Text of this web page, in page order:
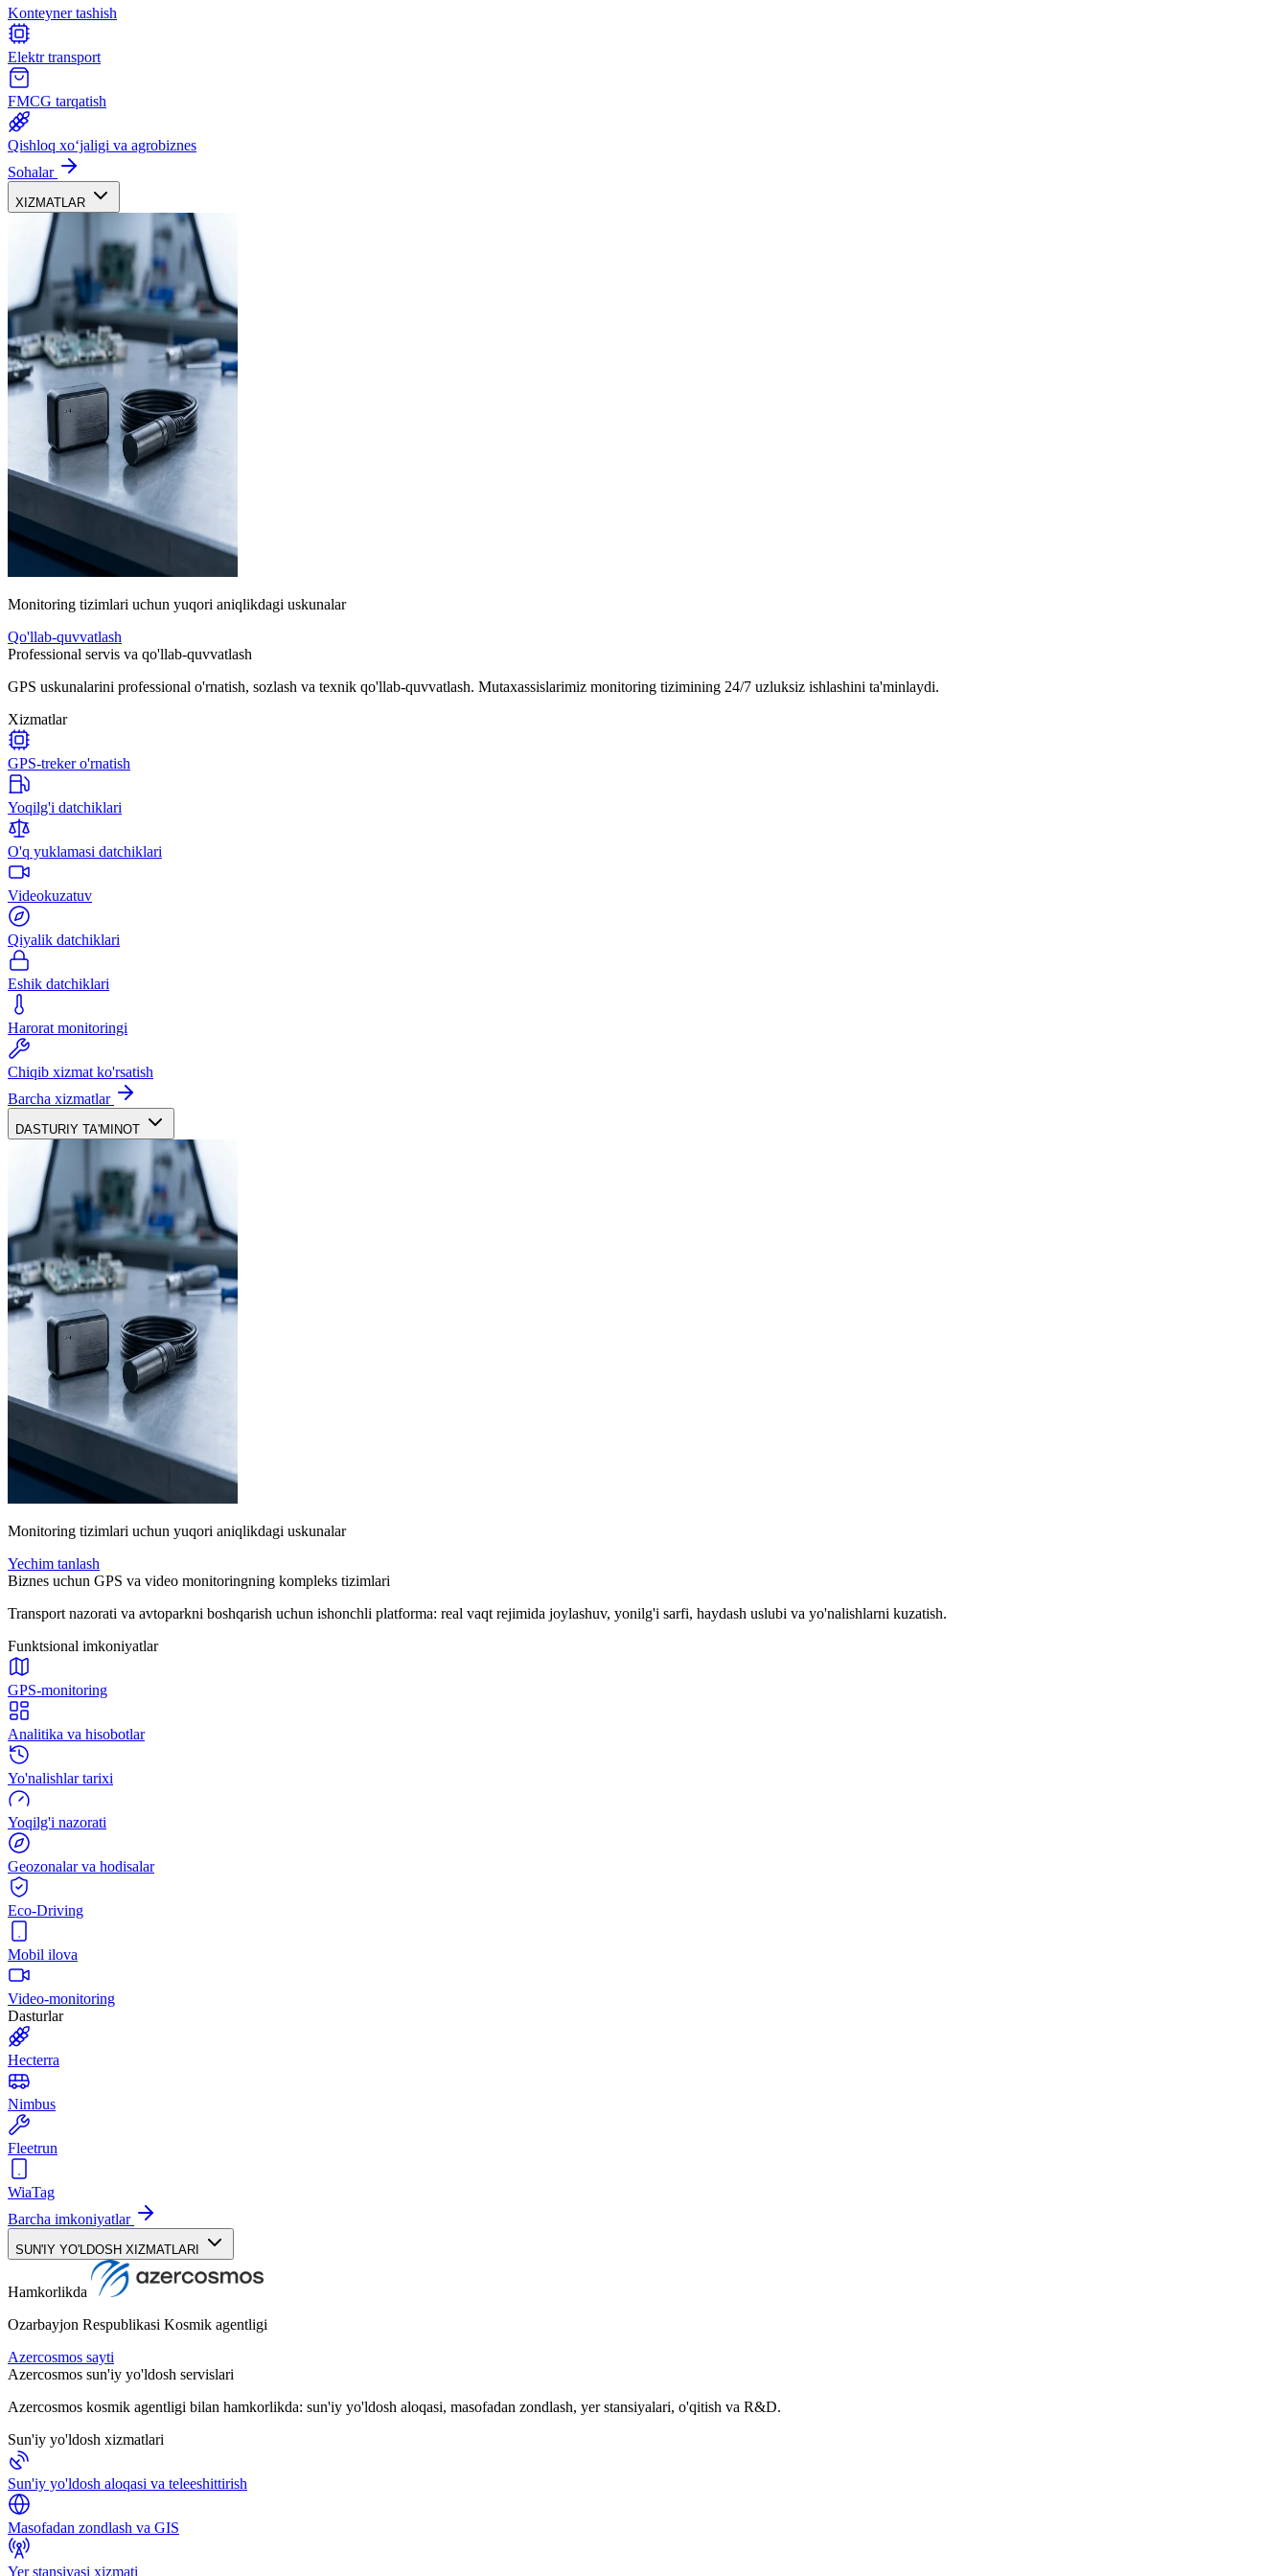
Konteyner tashish
Elektr transport
FMCG tarqatish
Qishloq xoʻjaligi va agrobiznes
Sohalar
XIZMATLAR
Monitoring tizimlari uchun yuqori aniqlikdagi uskunalar
Qo'llab-quvvatlash
Professional servis va qo'llab-quvvatlash
GPS uskunalarini professional o'rnatish, sozlash va texnik qo'llab-quvvatlash. Mutaxassislarimiz monitoring tizimining 24/7 uzluksiz ishlashini ta'minlaydi.
Xizmatlar
GPS-treker o'rnatish
Yoqilg'i datchiklari
O'q yuklamasi datchiklari
Videokuzatuv
Qiyalik datchiklari
Eshik datchiklari
Harorat monitoringi
Chiqib xizmat ko'rsatish
Barcha xizmatlar
DASTURIY TA'MINOT
Monitoring tizimlari uchun yuqori aniqlikdagi uskunalar
Yechim tanlash
Biznes uchun GPS va video monitoringning kompleks tizimlari
Transport nazorati va avtoparkni boshqarish uchun ishonchli platforma: real vaqt rejimida joylashuv, yonilg'i sarfi, haydash uslubi va yo'nalishlarni kuzatish.
Funktsional imkoniyatlar
GPS-monitoring
Analitika va hisobotlar
Yo'nalishlar tarixi
Yoqilg'i nazorati
Geozonalar va hodisalar
Eco-Driving
Mobil ilova
Video-monitoring
Dasturlar
Hecterra
Nimbus
Fleetrun
WiaTag
Barcha imkoniyatlar
SUN'IY YO'LDOSH XIZMATLARI
Hamkorlikda
Ozarbayjon Respublikasi Kosmik agentligi
Azercosmos sayti
Azercosmos sun'iy yo'ldosh servislari
Azercosmos kosmik agentligi bilan hamkorlikda: sun'iy yo'ldosh aloqasi, masofadan zondlash, yer stansiyalari, o'qitish va R&D.
Sun'iy yo'ldosh xizmatlari
Sun'iy yo'ldosh aloqasi va teleeshittirish
Masofadan zondlash va GIS
Yer stansiyasi xizmati